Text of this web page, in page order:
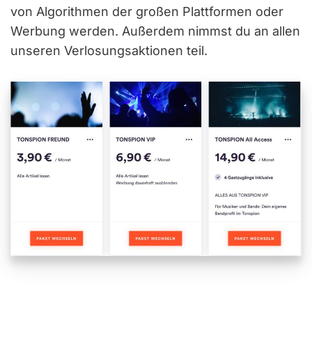
von Algorithmen der großen Plattformen oder
Werbung werden. Außerdem nimmst du an allen
unseren Verlosungsaktionen teil.